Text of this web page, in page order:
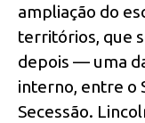
ampliação do
territórios, que
depois — uma
interno, entre o
Secessão.